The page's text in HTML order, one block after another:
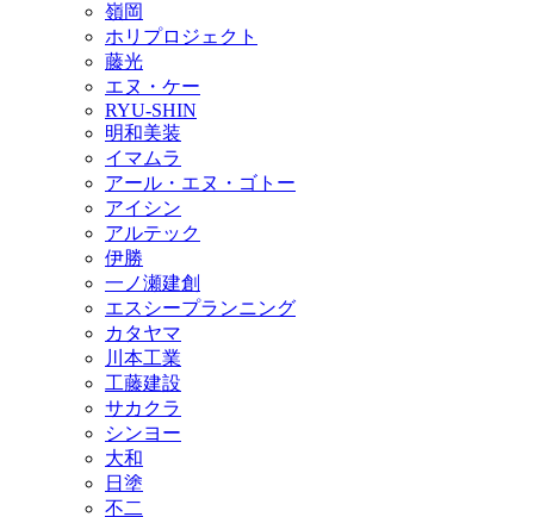
嶺岡
ホリプロジェクト
藤光
エヌ・ケー
RYU-SHIN
明和美装
イマムラ
アール・エヌ・ゴトー
アイシン
アルテック
伊勝
一ノ瀬建創
エスシープランニング
カタヤマ
川本工業
工藤建設
サカクラ
シンヨー
大和
日塗
不二